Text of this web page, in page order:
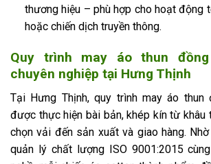
thương hiệu – phù hợp cho hoạt động
hoặc chiến dịch truyền thông.
Quy trình may áo thun
chuyên nghiệp tại Hưng Thịnh
Tại Hưng Thịnh, quy trình may áo thun
được thực hiện bài bản, khép kín từ
chọn vải đến sản xuất và giao hàng.
quản lý chất lượng ISO 9001:2015